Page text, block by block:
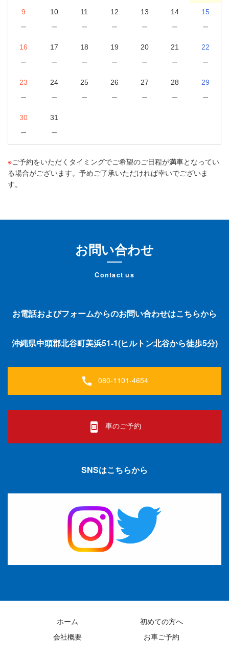
9
－
10
－
11
－
12
－
13
－
14
－
15
－
16
－
17
－
18
－
19
－
20
－
21
－
22
－
23
－
24
－
25
－
26
－
27
－
28
－
29
－
30
－
31
－
※ご予約をいただくタイミングでご希望のご日程が満車となってい
る場合がございます。予めご了承いただければ幸いでございま
す。
お問い合わせ
Contact us
お電話およびフォームからのお問い合わせはこちらから
沖縄県中頭郡北谷町美浜51-1(ヒルトン北谷から徒歩5分)
call 080-1101-4654
book_online 車のご予約
SNSはこちらから
ホーム
初めての方へ
会社概要
お車ご予約